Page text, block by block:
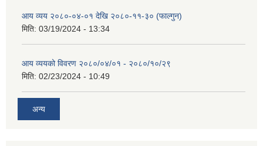
आय व्यय २०८०-०४-०१ देखि २०८०-११-३० (फाल्गुन)
मिति: 03/19/2024 - 13:34
आय व्ययको विवरण २०८०/०४/०१ - २०८०/१०/२९
मिति: 02/23/2024 - 10:49
अन्य